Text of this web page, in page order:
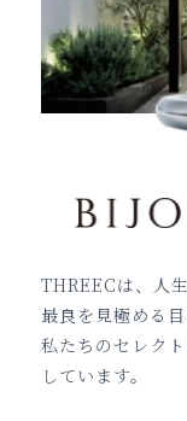
THREECは、人
最良を見極める目
私たちのセレク
しています。